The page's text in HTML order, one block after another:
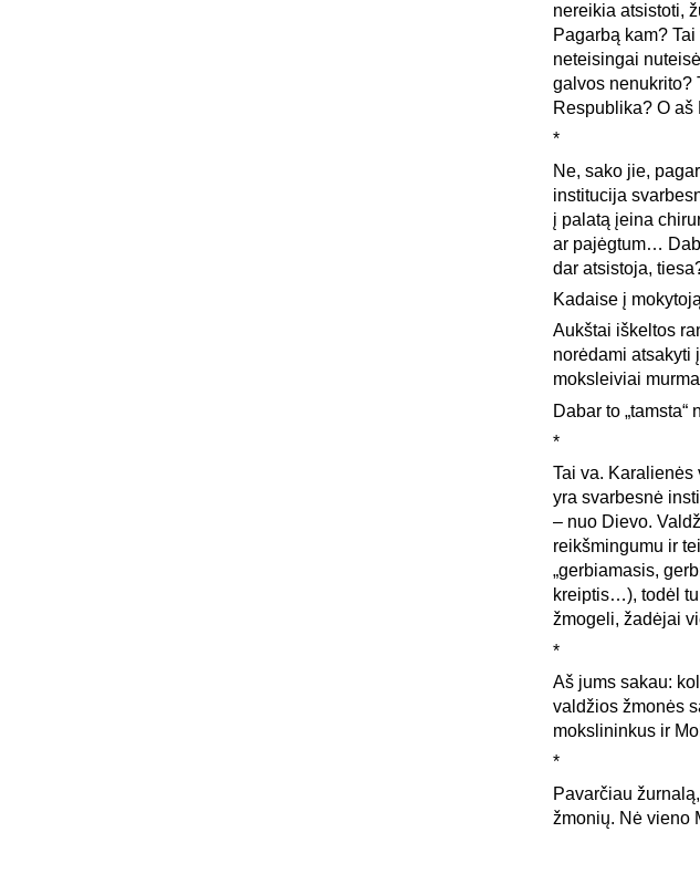
nereikia atsistoti,
Pagarbą kam?
neteisingai
galvos nenukrito?
Respublika? O
*
Ne, sako jie,
institucija
į palatą įeina
ar pajėgtum…
dar atsistoja,
Kadaise į
Aukštai iškeltos
norėdami atsakyti
moksleiviai
Dabar to
*
Tai va. Karalienės
yra svarbesnė
– nuo Dievo.
reikšmingumu ir
„gerbiamasis,
kreiptis…), todėl
žmogeli, žadėjai
*
Aš jums sakau:
valdžios žmonės
mokslininkus ir
*
Pavarčiau
žmonių. Nė vieno